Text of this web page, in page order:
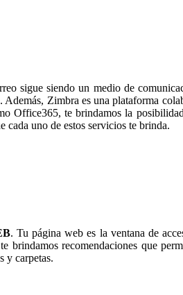
sigue siendo un medio de
Zimbra es una plataforma
Office365, te brindamos la
cada uno de estos servicios te brinda.
. Tu página web es la ventana de
recomendaciones que
y carpetas.